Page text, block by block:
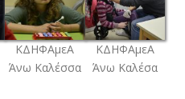
ΚΔΗΦΑμεΑ
Άνω Καλέσσα
ΚΔΗΦΑμεΑ
Άνω Καλέσα